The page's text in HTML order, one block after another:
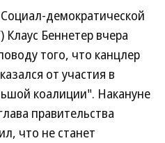
демократической
Беннетер вчера
того, что канцлер
от участия в
коалиции". Накануне
правительства
что не станет